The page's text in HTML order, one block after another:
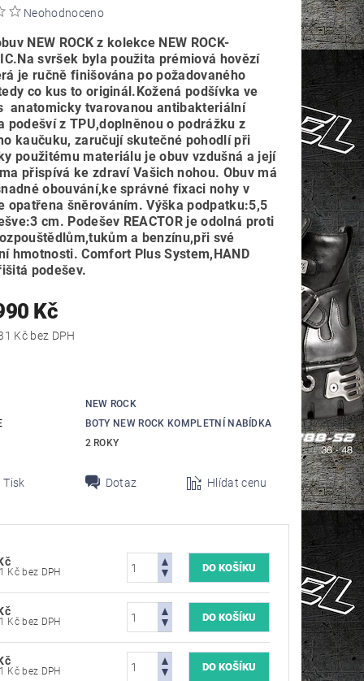
Neohodnoceno
NEW ROCK z kolekce NEW ROCK-
svršek byla použita prémiová hovězí
je ručně finišována po požadovaného
co kus to originál.Kožená podšívka ve
anatomicky tvarovanou antibakteriální
podešví z TPU,doplněnou o podrážku z
kaučuku, zaručují skutečné pohodlí při
použitému materiálu je obuv vzdušná a její
přispívá ke zdraví Vašich nohou. Obuv má
obouvání,ke správné fixaci nohy v
opatřena šněrováním. Výška podpatku:5,5
cm. Podešev REACTOR je odolná proti
a benzínu,při své
hmotnosti. Comfort Plus System,HAND
podešev.
Kč
od 6 603,31 Kč bez DPH
NEW ROCK
BOTY NEW ROCK KOMPLETNÍ NABÍDKA
2 ROKY
Tisk Dotaz Hlídat cenu
6 603,31 Kč bez DPH
6 603,31 Kč bez DPH
6 603,31 Kč bez DPH